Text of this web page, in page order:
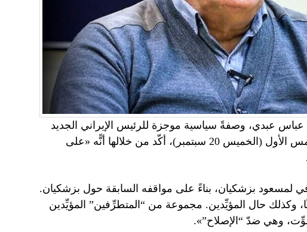
عباس عبدي، وصفةً سياسية موجزة للرئيس الإيراني الجديد
مسعود بزشكيان، في مقابلة مع موقع «خبر فوري» أمس الأول (الخميس 20 سبتمبر)، أكّد من خلالها أنًّه «على
بزشكيان، بناءً على مواقفه السابقة حول بزشكيان.
وكذلك حال المؤيِّدين. مجموعة من “المتطرِّفين” المؤيِّدين
وهي ضدّ “الإصلاح”».